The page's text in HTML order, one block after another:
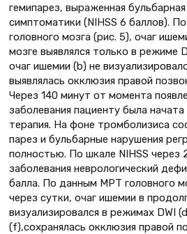
гемипарез, выраженная
симптоматики (NIHSS 6 баллов).
головного мозга (рис. 5), очаг
мозге выявлялся только в режиме
очаг ишемии (b) не
выявлялась окклюзия правой
Через 140 минут от момента
заболевания пациенту была
терапия. На фоне тромболизиса
парез и бульбарные нарушения
полностью. По шкале NIHSS через
заболевания неврологический
балла. По данным МРТ головного
через сутки, очаг ишемии в
визуализировался в режимах DWI
(f),сохранялась окклюзия правой